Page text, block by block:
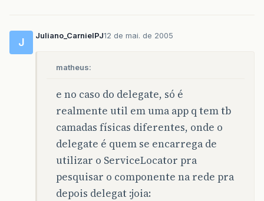
J
Juliano_CarnielPJ12 de mai. de 2005
matheus:
e no caso do delegate, só é
realmente util em uma app q tem tb
camadas físicas diferentes, onde o
delegate é quem se encarrega de
utilizar o ServiceLocator pra
pesquisar o componente na rede pra
depois delegat :joia: